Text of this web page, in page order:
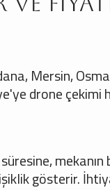
Mersin,
drone çekimi
gösterir.